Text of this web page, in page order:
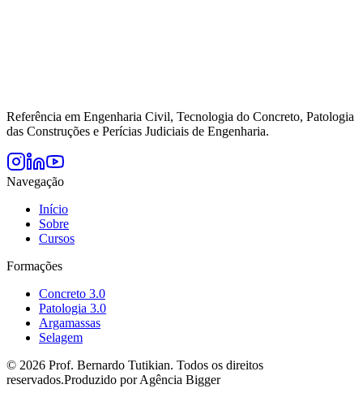
Referência em Engenharia Civil, Tecnologia do Concreto, Patologia
das Construções e Perícias Judiciais de Engenharia.
Navegação
Início
Sobre
Cursos
Formações
Concreto 3.0
Patologia 3.0
Argamassas
Selagem
© 2026 Prof. Bernardo Tutikian. Todos os direitos
reservados.Produzido por Agência Bigger